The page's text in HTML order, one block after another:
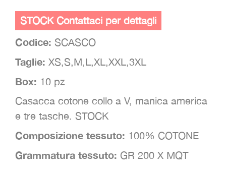
STOCK Contattaci per dettagli
Codice: SCASCO
Taglie: XS,S,M,L,XL,XXL,3XL
Box: 10 pz
Casacca cotone collo a V, manica america
e tre tasche. STOCK
Composizione tessuto: 100% COTONE
Grammatura tessuto: GR 200 X MQT